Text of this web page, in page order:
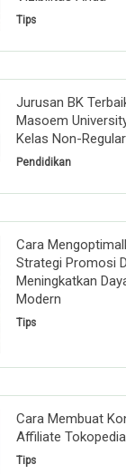
Tips
Jurusan BK
Masoem
Kelas Non-
Pendidikan
Cara
Strategi Promosi
Meningkatkan
Modern
Tips
Cara Membuat
Affiliate
Tips